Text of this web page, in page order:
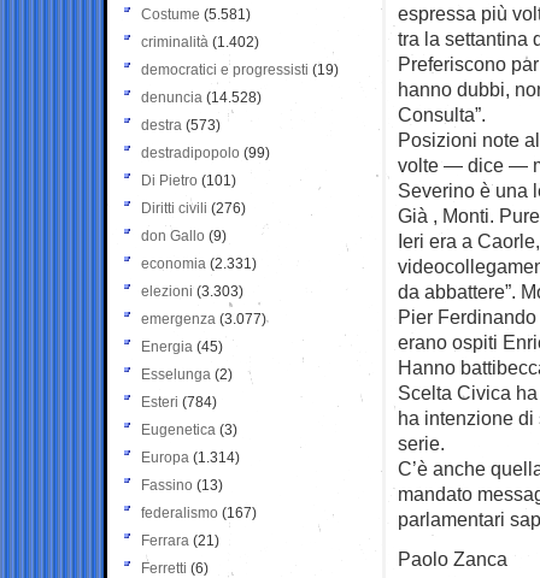
espressa più
tra la settantina
Preferiscono
hanno dubbi,
Consulta”.
Posizioni note
volte — dice —
Severino è una
Già , Monti.
Ieri era a
da abbattere”.
Pier
erano ospiti
Hanno
Scelta Civica
ha intenzione
serie.
C’è anche
mandato
parlamentari
Paolo Zanca
Costume (5.581)
criminalità (1.402)
democratici e progressisti (19)
denuncia (14.528)
destra (573)
destradipopolo (99)
Di Pietro (101)
Diritti civili (276)
don Gallo (9)
economia (2.331)
elezioni (3.303)
emergenza (3.077)
Energia (45)
Esselunga (2)
Esteri (784)
Eugenetica (3)
Europa (1.314)
Fassino (13)
federalismo (167)
Ferrara (21)
Ferretti (6)